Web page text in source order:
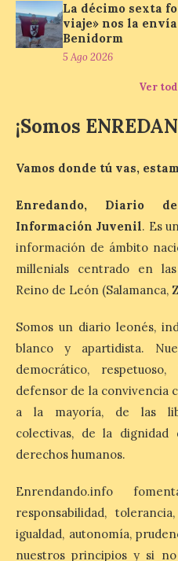
Mil y una
disfrutar del
de Sol en Lleida
Segrià y Les
privilegiado para observar
único. . El 12 de agosto,
a las 20.30 h, la Luna […]
El Ayuntamiento de
de Música tras sus
históricos triunfos
Kerkrade
7 Ago 2026
La
Honor con
clasificación
Mención de Honor
interpretación en el World
celebrado en Kerkrade. Más
de […]
La décimo sexta
viaje» nos la
Benidorm
5 Ago 2026
Ver
¡Somos
Vamos donde tú vas,
Enredando, Diario
Información Juvenil. Es
información de ámbito
millenials centrado en
Reino de León
Somos un diario leonés,
blanco y apartidista.
democrático,
defensor de la convivencia
a la mayoría, de las
colectivas, de la
derechos humanos.
Enrendando.info
responsabilidad,
igualdad, autonomía,
nuestros principios y si